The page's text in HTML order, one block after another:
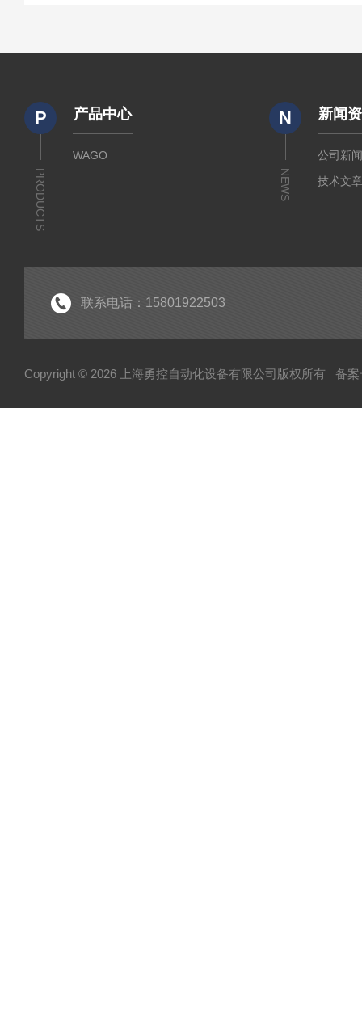
P
PRODUCTS
产品中心
WAGO
N
NEWS
新闻
公司新
技术文
联系电话：15801922503
Copyright © 2026 上海勇控自动化设备有限公司版权所有 备案